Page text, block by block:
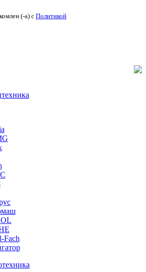
(-а) cПолитикой конфиденциальности